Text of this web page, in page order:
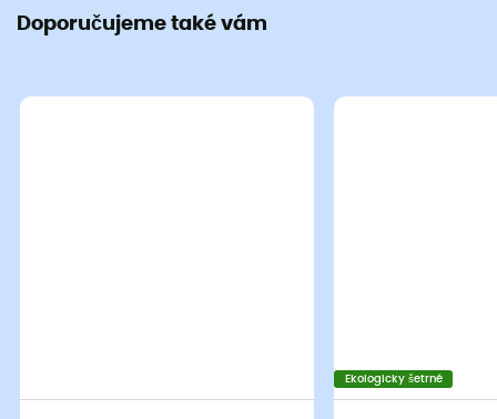
Doporučujeme také vám
Ekologicky šetrné